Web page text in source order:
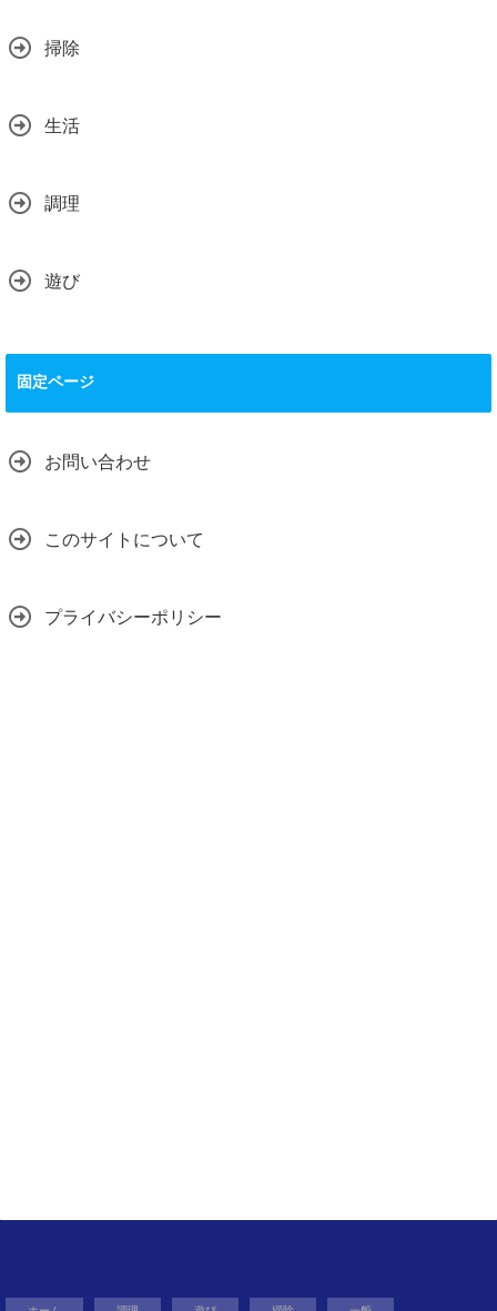
掃除
生活
調理
遊び
固定ページ
お問い合わせ
このサイトについて
プライバシーポリシー